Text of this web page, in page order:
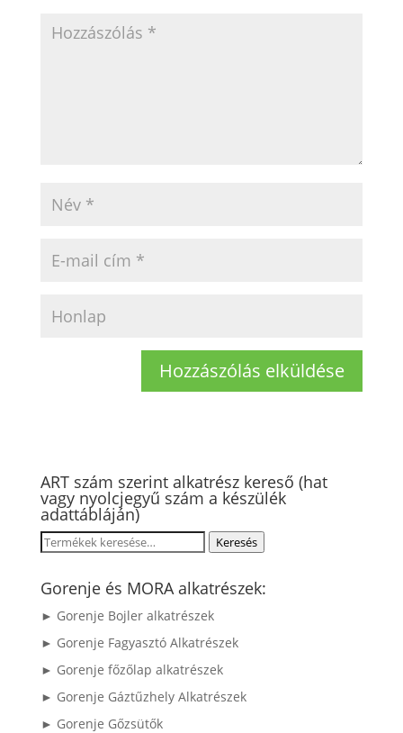
ART szám szerint alkatrész kereső (hat
vagy nyolcjegyű szám a készülék
adattábláján)
Keresés
következőre:
Keresés
Gorenje és MORA alkatrészek:
► Gorenje Bojler alkatrészek
► Gorenje Fagyasztó Alkatrészek
► Gorenje főzőlap alkatrészek
► Gorenje Gáztűzhely Alkatrészek
► Gorenje Gőzsütők